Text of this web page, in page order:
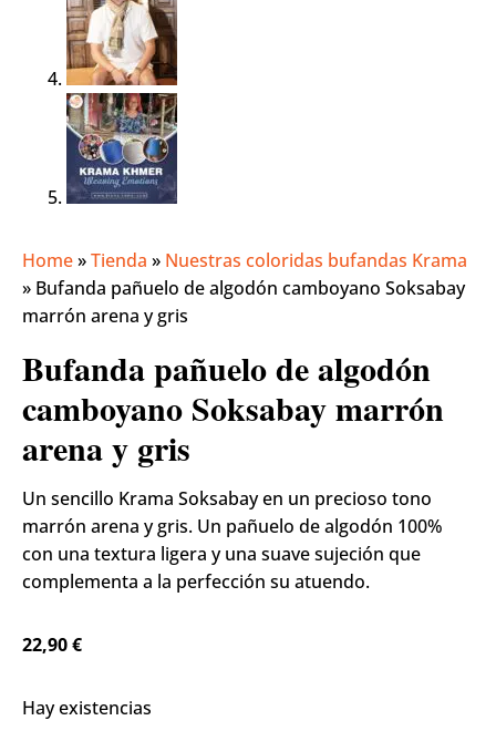
Home»Tienda » Nuestras coloridas bufandas Krama
» Bufanda pañuelo de algodón camboyano Soksabay
marrón arena y gris
Bufanda pañuelo de algodón
camboyano Soksabay marrón
arena y gris
Un sencillo Krama Soksabay en un precioso tono
marrón arena y gris. Un pañuelo de algodón 100%
con una textura ligera y una suave sujeción que
complementa a la perfección su atuendo.
22,90€
Hay existencias